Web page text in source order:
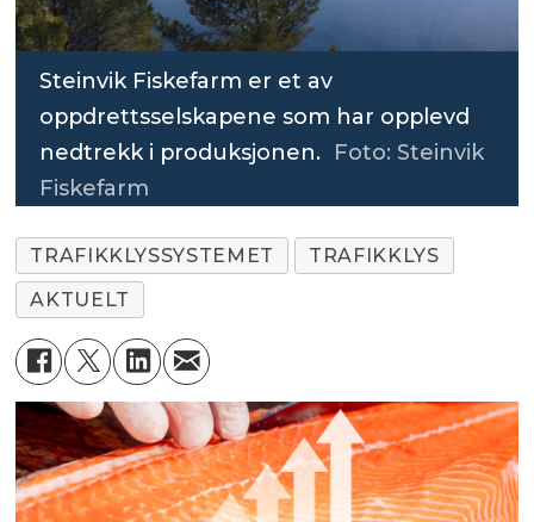
Steinvik Fiskefarm er et av
oppdrettsselskapene som har opplevd
nedtrekk i produksjonen. Foto: Steinvik
Fiskefarm
TRAFIKKLYSSYSTEMET
TRAFIKKLYS
AKTUELT